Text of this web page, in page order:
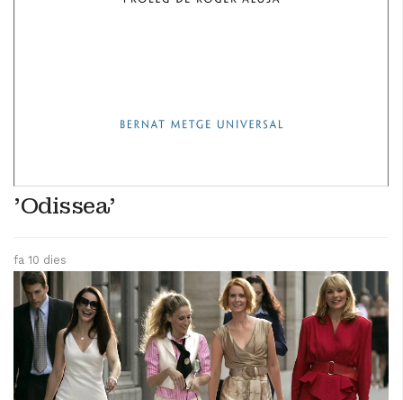
'Odissea'
fa 10 dies